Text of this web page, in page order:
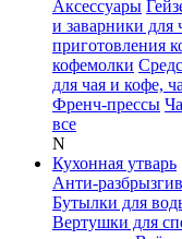
Аксессуары
и заварники для
приготовления
кофемолки
для чая и кофе,
Френч-прессы
все
N
Кухонная утварь
Анти-
Бутылки для
Вертушки для